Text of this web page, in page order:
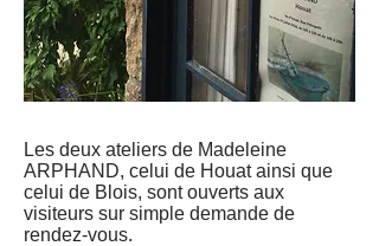
Les deux ateliers de Madeleine
ARPHAND, celui de Houat ainsi que
celui de Blois, sont ouverts aux
visiteurs sur simple demande de
rendez-vous.